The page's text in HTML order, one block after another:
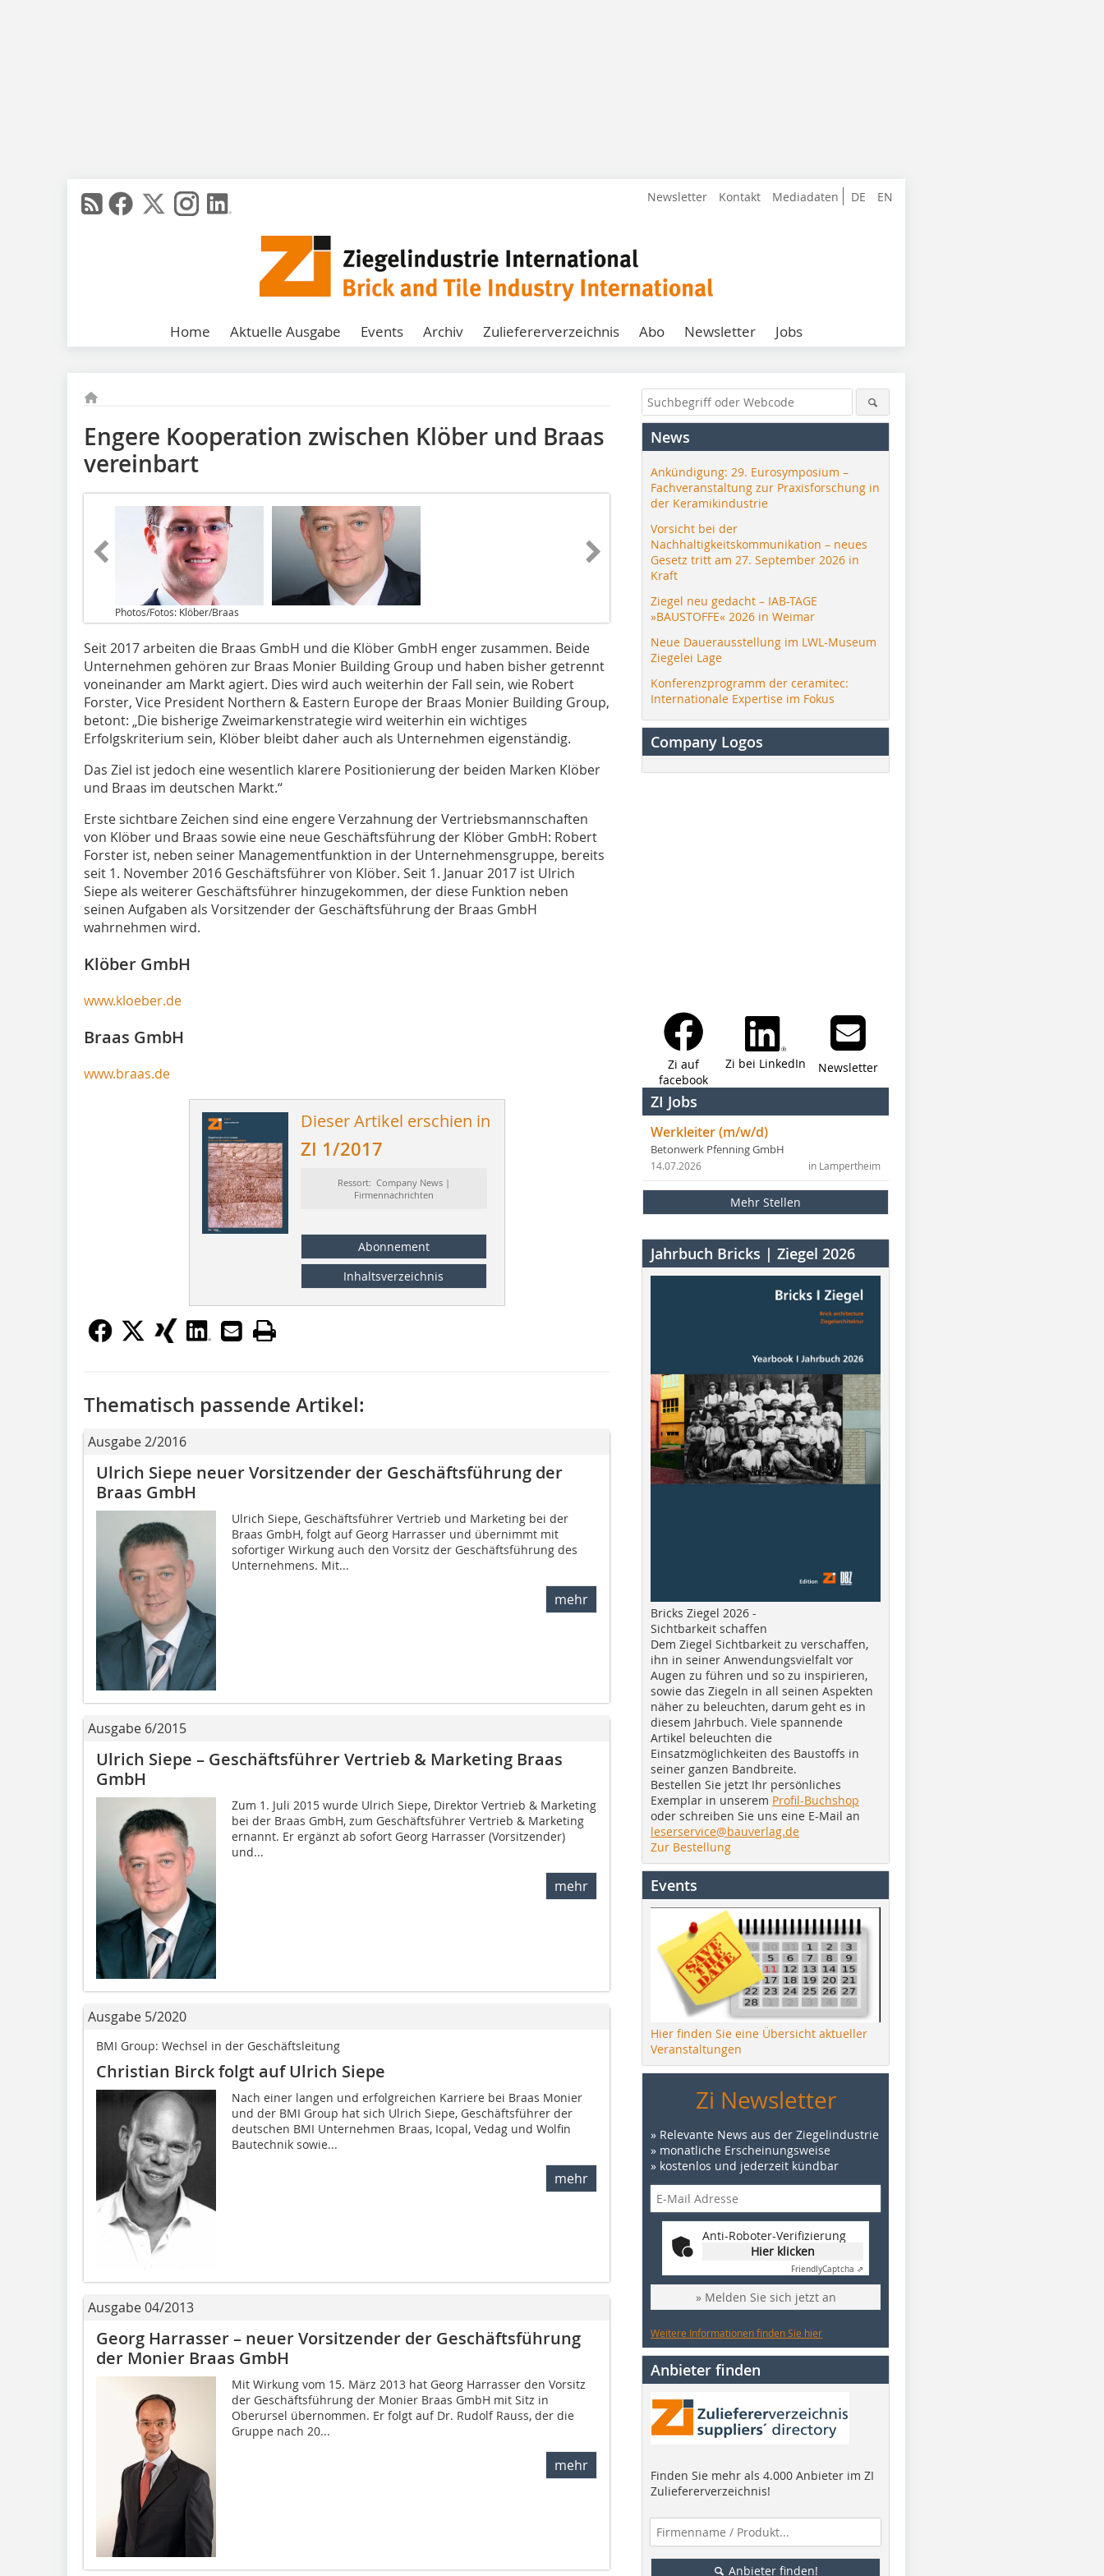
DE EN
Newsletter Kontakt Mediadaten
Home Aktuelle Ausgabe Events Archiv Zuliefererverzeichnis Abo Newsletter Jobs
Engere Kooperation zwischen Klöber und Braas
vereinbart
Photos/Fotos: Klöber/Braas
Seit 2017 arbeiten die Braas GmbH und die Klöber GmbH enger zusammen. Beide
Unternehmen gehören zur Braas Monier Building Group und haben bisher getrennt
voneinander am Markt agiert. Dies wird auch weiterhin der Fall sein, wie Robert
Forster, Vice President Northern & Eastern Europe der Braas Monier Building Group,
betont: „Die bisherige Zweimarkenstrategie wird weiterhin ein wichtiges
Erfolgskriterium sein, Klöber bleibt daher auch als Unternehmen eigenständig.
Das Ziel ist jedoch eine wesentlich klarere Positionierung der beiden Marken Klöber
und Braas im deutschen Markt.“
Erste sichtbare Zeichen sind eine engere Verzahnung der Vertriebsmannschaften
von Klöber und Braas sowie eine neue Geschäftsführung der Klöber GmbH: Robert
Forster ist, neben seiner Managementfunktion in der Unternehmensgruppe, bereits
seit 1. November 2016 Geschäftsführer von Klöber. Seit 1. Januar 2017 ist Ulrich
Siepe als weiterer Geschäftsführer hinzugekommen, der diese Funktion neben
seinen Aufgaben als Vorsitzender der Geschäftsführung der Braas GmbH
wahrnehmen wird.
Klöber GmbH
www.kloeber.de
Braas GmbH
www.braas.de
Dieser Artikel erschien in
ZI 1/2017
Ressort: Company News |
Firmennachrichten
Abonnement
Inhaltsverzeichnis
Thematisch passende Artikel:
Ausgabe 2/2016
Ulrich Siepe neuer Vorsitzender der Geschäftsführung der
Braas GmbH
Ulrich Siepe, Geschäftsführer Vertrieb und Marketing bei der
Braas GmbH, folgt auf Georg Harrasser und übernimmt mit
sofortiger Wirkung auch den Vorsitz der Geschäftsführung des
Unternehmens. Mit...
mehr
Ausgabe 6/2015
Ulrich Siepe – Geschäftsführer Vertrieb & Marketing Braas
GmbH
Zum 1. Juli 2015 wurde Ulrich Siepe, Direktor Vertrieb & Marketing
bei der Braas GmbH, zum Geschäftsführer Vertrieb & Marketing
ernannt. Er ergänzt ab sofort Georg Harrasser (Vorsitzender)
und...
mehr
Ausgabe 5/2020
BMI Group: Wechsel in der Geschäftsleitung
Christian Birck folgt auf Ulrich Siepe
Nach einer langen und erfolgreichen Karriere bei Braas Monier
und der BMI Group hat sich Ulrich Siepe, Geschäftsführer der
deutschen BMI Unternehmen Braas, Icopal, Vedag und Wolfin
Bautechnik sowie...
mehr
Ausgabe 04/2013
Georg Harrasser – neuer Vorsitzender der Geschäftsführung
der Monier Braas GmbH
Mit Wirkung vom 15. März 2013 hat Georg Harrasser den Vorsitz
der Geschäftsführung der Monier Braas GmbH mit Sitz in
Oberursel übernommen. Er folgt auf Dr. Rudolf Rauss, der die
Gruppe nach 20...
mehr
News
Ankündigung: 29. Eurosymposium –
Fachveranstaltung zur Praxisforschung in
der Keramikindustrie
Vorsicht bei der
Nachhaltigkeitskommunikation – neues
Gesetz tritt am 27. September 2026 in
Kraft
Ziegel neu gedacht – IAB-TAGE
»BAUSTOFFE« 2026 in Weimar
Neue Dauerausstellung im LWL-Museum
Ziegelei Lage
Konferenzprogramm der ceramitec:
Internationale Expertise im Fokus
Company Logos
Zi auf
facebook
Zi bei LinkedIn Newsletter
ZI Jobs
Werkleiter (m/w/d)
Betonwerk Pfenning GmbH
in Lampertheim
14.07.2026
Mehr Stellen
Jahrbuch Bricks | Ziegel 2026
Bricks Ziegel 2026 -
Sichtbarkeit schaffen
Dem Ziegel Sichtbarkeit zu verschaffen,
ihn in seiner Anwendungsvielfalt vor
Augen zu führen und so zu inspirieren,
sowie das Ziegeln in all seinen Aspekten
näher zu beleuchten, darum geht es in
diesem Jahrbuch. Viele spannende
Artikel beleuchten die
Einsatzmöglichkeiten des Baustoffs in
seiner ganzen Bandbreite.
Bestellen Sie jetzt Ihr persönliches
Exemplar in unserem Profil-Buchshop
oder schreiben Sie uns eine E-Mail an
leserservice@bauverlag.de
Zur Bestellung
Events
Hier finden Sie eine Übersicht aktueller
Veranstaltungen
Zi Newsletter
» Relevante News aus der Ziegelindustrie
» monatliche Erscheinungsweise
» kostenlos und jederzeit kündbar
Anti-Roboter-Verifizierung
Hier klicken
FriendlyCaptcha ⇗
» Melden Sie sich jetzt an
Weitere Informationen finden Sie hier
Anbieter finden
Finden Sie mehr als 4.000 Anbieter im ZI
Zuliefererverzeichnis!
Anbieter finden!